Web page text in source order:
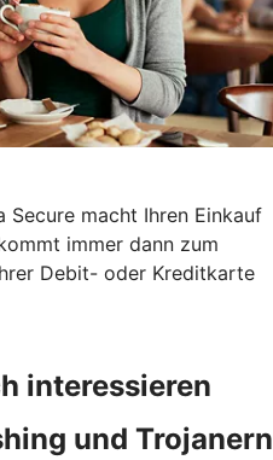
Secure macht Ihren Einkauf
immer dann zum
Debit- oder Kreditkarte
interessieren
und Trojanern